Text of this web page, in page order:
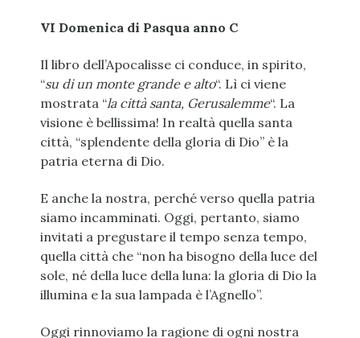
VI Domenica di Pasqua anno C
Il libro dell’Apocalisse ci conduce, in spirito,
“su di un monte grande e alto“. Lì ci viene
mostrata “la città santa, Gerusalemme“. La
visione è bellissima! In realtà quella santa
città, “splendente della gloria di Dio” è la
patria eterna di Dio.
E anche la nostra, perché verso quella patria
siamo incamminati. Oggi, pertanto, siamo
invitati a pregustare il tempo senza tempo,
quella città che “non ha bisogno della luce del
sole, né della luce della luna: la gloria di Dio la
illumina e la sua lampada è l’Agnello”.
Oggi rinnoviamo la ragione di ogni nostra